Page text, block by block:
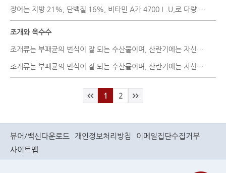
장어는 지방 21%, 단백질 16%, 비타민 A가 4700Ⅰ.U,로 다량 함유되어 ..
조개와 옥수수
조개류는 부패균의 번식이 잘 되는 수산물이며, 산란기에는 자신을 적..
조개류는 부패균의 번식이 잘 되는 수산물이며, 산란기에는 자신을 적..
1 2
뷰어/백신다운로드 개인정보처리방침
이메일집단수집거부
사이트맵